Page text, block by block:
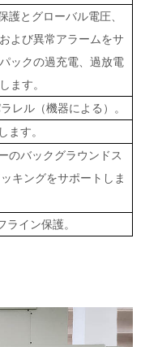
護とグローバル電圧、
よび異常アラームをサ
ックの過充電、過放電
ます。
レル（機器による）。
ます。
のバックグラウンドス
キングをサポートしま
イン保護。